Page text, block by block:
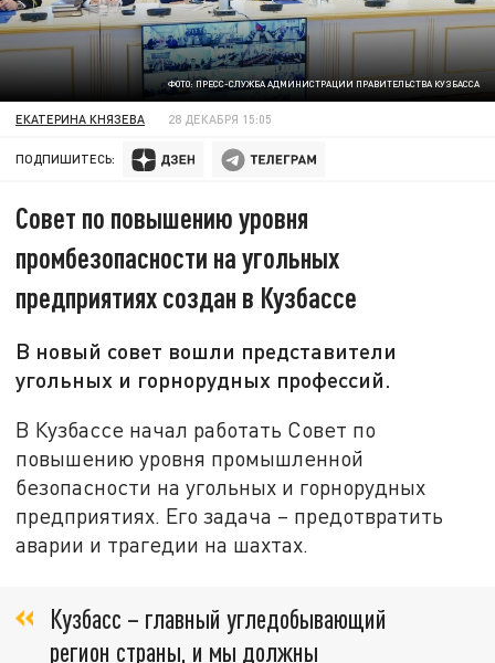
ФОТО: ПРЕСС-СЛУЖБА АДМИНИСТРАЦИИ ПРАВИТЕЛЬСТВА КУЗБАССА
ЕКАТЕРИНА КНЯЗЕВА 28 ДЕКАБРЯ 15:05
ПОДПИШИТЕСЬ:
Совет по повышению уровня
промбезопасности на угольных
предприятиях создан в Кузбассе
В новый совет вошли представители
угольных и горнорудных профессий.
В Кузбассе начал работать Совет по
повышению уровня промышленной
безопасности на угольных и горнорудных
предприятиях. Его задача – предотвратить
аварии и трагедии на шахтах.
Кузбасс – главный угледобывающий
регион страны, и мы должны